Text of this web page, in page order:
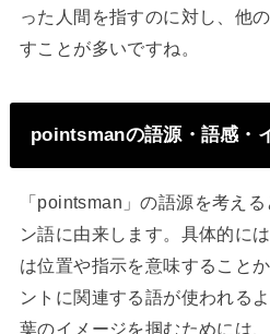
った人間を指すのに対し、他
すことが多いですね。
pointsmanの語源・語感・
「pointsman」の語源を考え
ン語に由来します。具体的に
は位置や指示を意味すること
ントに関連する語が使われる
葉のイメージを掴むためには